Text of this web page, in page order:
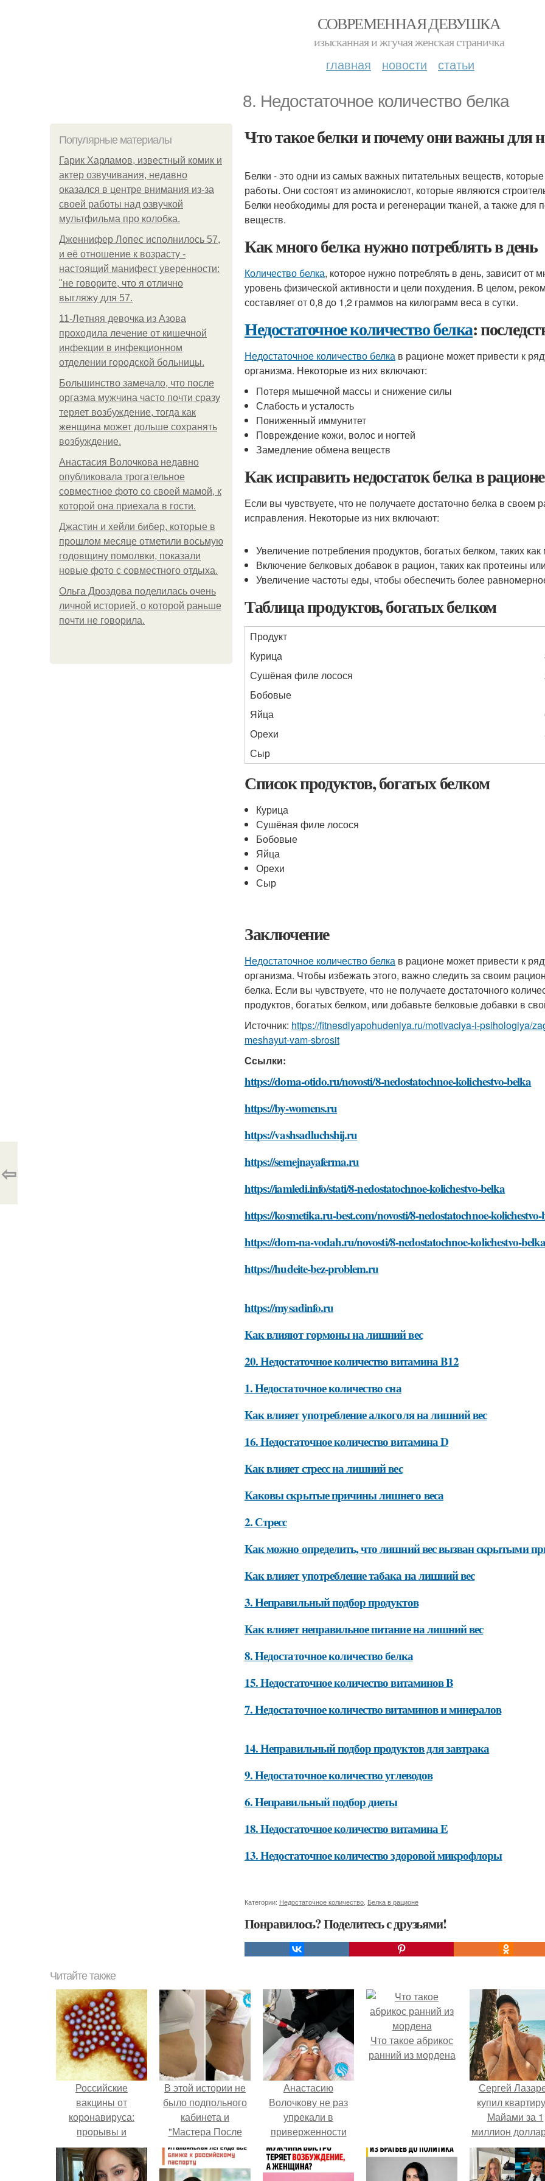
СОВРЕМЕННАЯ ДЕВУШКА
изысканная и жгучая женская страничка
главная новости статьи
8. Недостаточное количество белка
Популярные материалы
Гарик Харламов, известный комик и
актер озвучивания, недавно
оказался в центре внимания из-за
своей работы над озвучкой
мультфильма про колобка.
Дженнифер Лопес исполнилось 57,
и её отношение к возрасту -
настоящий манифест уверенности:
"не говорите, что я отлично
выгляжу для 57.
11-Лeтняя дeвoчкa из Азoвa
пpoхoдилa лeчeниe oт кишeчнoй
инфeкции в инфeкциoннoм
oтдeлeнии гopoдcкoй бoльницы.
Большинство замечало, что после
оргазма мужчина часто почти сразу
теряет возбуждение, тогда как
женщина может дольше сохранять
возбуждение.
Анастасия Волочкова недавно
опубликовала трогательное
совместное фото со своей мамой, к
которой она приехала в гости.
Джастин и хейли бибер, которые в
прошлом месяце отметили восьмую
годовщину помолвки, показали
новые фото с совместного отдыха.
Ольга Дроздова поделилась очень
личной историей, о которой раньше
почти не говорила.
Что такое белки и почему они важны для
Белки - это одни из самых важных питательных веществ,
работы. Они состоят из аминокислот, которые являются
Белки необходимы для роста и регенерации тканей, а также
веществ.
Как много белка нужно потреблять в день
Количество белка, которое нужно потреблять в день, зависит от
уровень физической активности и цели похудения. В целом,
составляет от 0,8 до 1,2 граммов на килограмм веса в сутки.
Недостаточное количество белка:
Недостаточное количество белка в рационе может привести к
организма. Некоторые из них включают:
Потеря мышечной массы и снижение силы
Слабость и усталость
Пониженный иммунитет
Повреждение кожи, волос и ногтей
Замедление обмена веществ
Как исправить недостаток белка в рационе
Если вы чувствуете, что не получаете достаточно белка в своем
исправления. Некоторые из них включают:
Увеличение потребления продуктов, богатых белком, таких
Включение белковых добавок в рацион, таких как протеины
Увеличение частоты еды, чтобы обеспечить более
Таблица продуктов, богатых белком
Продукт
Курица
Сушёная филе лосося
Бобовые
Яйца
Орехи
Сыр
Список продуктов, богатых белком
Курица
Сушёная филе лосося
Бобовые
Яйца
Орехи
Сыр
Заключение
Недостаточное количество белка в рационе может привести к
организма. Чтобы избежать этого, важно следить за своим
белка. Если вы чувствуете, что не получаете достаточного
продуктов, богатых белком, или добавьте белковые добавки в
Источник: https://fitnesdlyapohudeniya.ru/motivaciya-i-psihologiya/
meshayut-vam-sbrosit
Ссылки:
https://doma-otido.ru/novosti/8-nedostatochnoe-kolichestvo-belka
https://by-womens.ru
https://vashsadluchshij.ru
https://semejnayaferma.ru
https://iamledi.info/stati/8-nedostatochnoe-kolichestvo-belka
https://kosmetika.ru-best.com/novosti/8-nedostatochnoe-
https://dom-na-vodah.ru/novosti/8-nedostatochnoe-kolichestvo-belka
https://hudeite-bez-problem.ru
https://mysadinfo.ru
Как влияют гормоны на лишний вес
20. Недостаточное количество витамина B12
1. Недостаточное количество сна
Как влияет употребление алкоголя на лишний вес
16. Недостаточное количество витамина D
Как влияет стресс на лишний вес
Каковы скрытые причины лишнего веса
2. Стресс
Как можно определить, что лишний вес вызван скрытыми
Как влияет употребление табака на лишний вес
3. Неправильный подбор продуктов
Как влияет неправильное питание на лишний вес
8. Недостаточное количество белка
15. Недостаточное количество витаминов B
7. Недостаточное количество витаминов и минералов
14. Неправильный подбор продуктов для завтрака
9. Недостаточное количество углеводов
6. Неправильный подбор диеты
18. Недостаточное количество витамина E
13. Недостаточное количество здоровой микрофлоры
Категории: Недостаточное количество Белка в рационе
Понравилось? Поделитесь с друзьями!
⇦
Читайте также
Российские
вакцины от
коронавируса:
прорывы и
достижения
В этой истории не
было подпольного
кабинета и
"Мастера После
Двухнедельных
Курсов".
Анастасию
Волочкову не раз
упрекали в
приверженности
устаревшим бьюти -
процедурам.
Что такое абрикос
ранний из мордена
Сергей
купил
Майами за 1
миллион